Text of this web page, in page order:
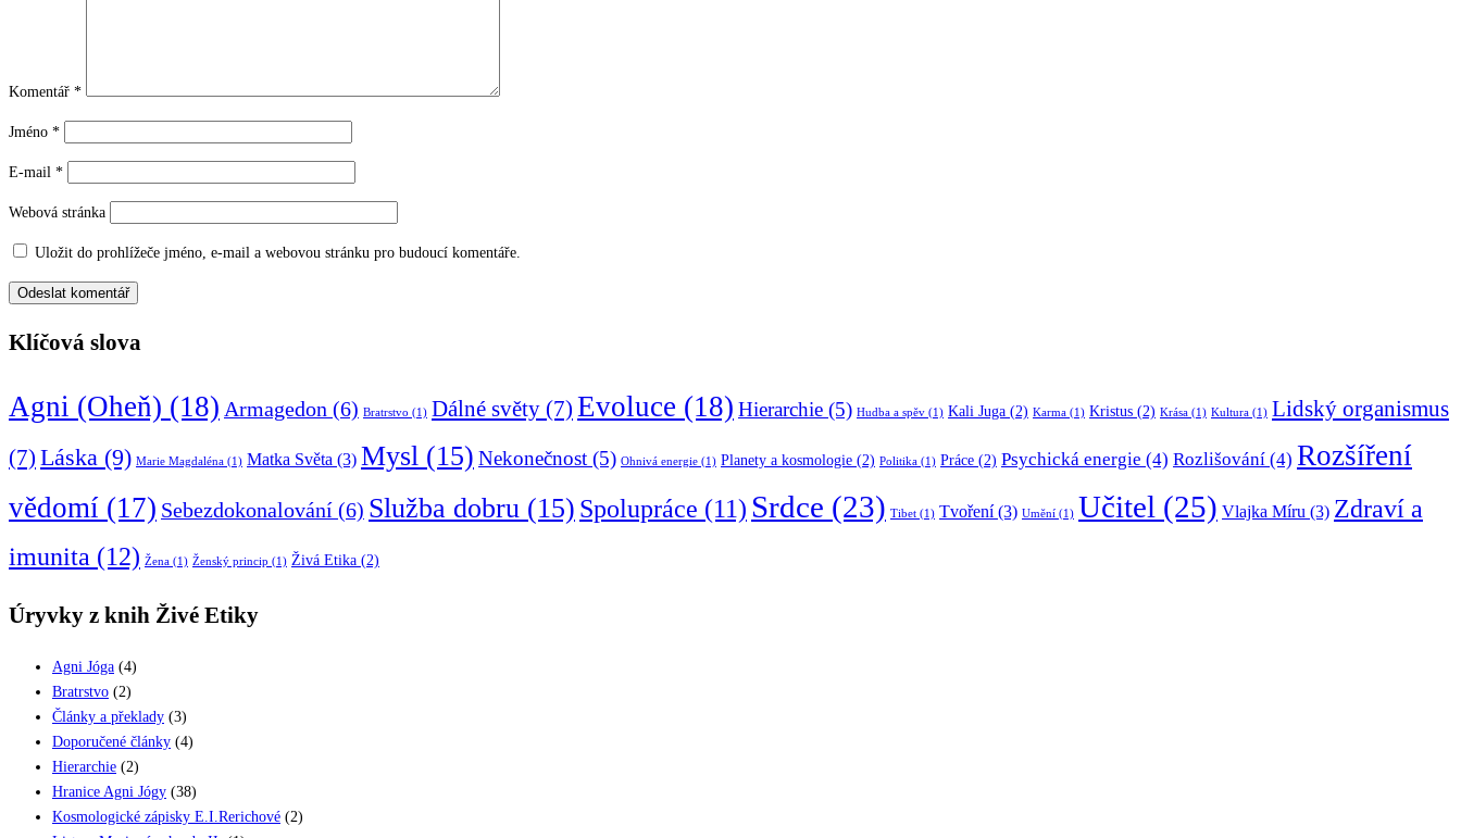
Komentář *
Jméno *
E-mail *
Webová stránka
Uložit do prohlížeče jméno, e-mail a webovou stránku pro budoucí komentáře.
Klíčová slova
Agni (Oheň) (18) Armagedon (6) Bratrstvo (1) Dálné světy (7) Evoluce (18) Hierarchie (5) Hudba a spěv (1) Kali Juga (2) Karma (1) Kristus (2) Krása (1) Kultura (1) Lidský organismus
(7) Láska (9) Marie Magdaléna (1) Matka Světa (3) Mysl (15) Nekonečnost (5) Ohnivá energie (1) Planety a kosmologie (2) Politika (1) Práce (2) Psychická energie (4) Rozlišování (4) Rozšíření
vědomí (17) Sebezdokonalování (6) Služba dobru (15) Spolupráce (11) Srdce (23) Tibet (1) Tvoření(3) Umění (1) Učitel (25) Vlajka Míru (3) Zdraví a
imunita (12) Žena (1) Ženský princip (1) Živá Etika (2)
Úryvky z knih Živé Etiky
Agni Jóga (4)
Bratrstvo (2)
Články a překlady (3)
Doporučené články (4)
Hierarchie (2)
Hranice Agni Jógy (38)
Kosmologické zápisky E.I.Rerichové (2)